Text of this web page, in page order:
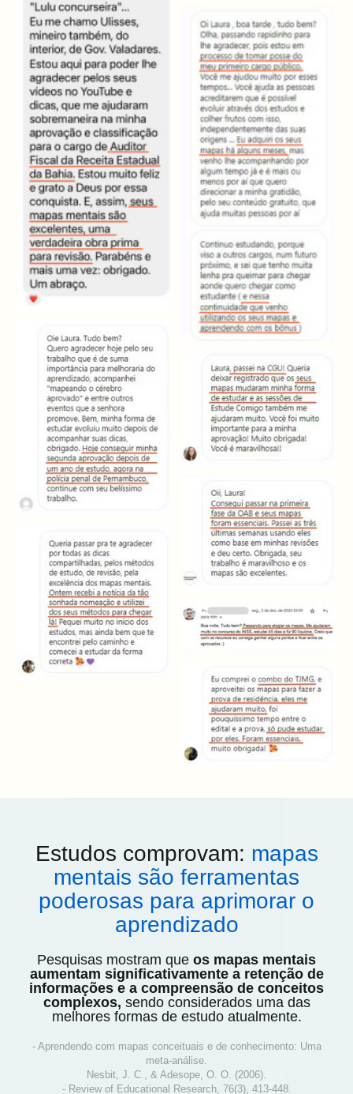
Estudos comprovam: mapas
mentais são ferramentas
poderosas para aprimorar o
aprendizado
Pesquisas mostram que os mapas mentais
aumentam significativamente a retenção de
informações e a compreensão de conceitos
complexos, sendo considerados uma das
melhores formas de estudo atualmente.
- Aprendendo com mapas conceituais e de conhecimento: Uma
meta-análise.
Nesbit, J. C., & Adesope, O. O. (2006).
- Review of Educational Research, 76(3), 413-448.